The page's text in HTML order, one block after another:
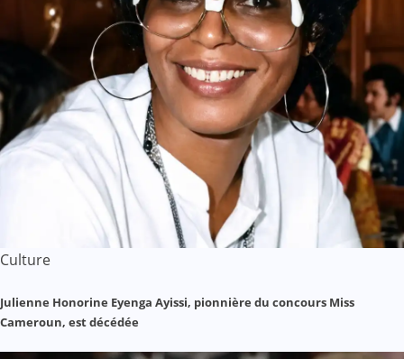
Culture
Julienne Honorine Eyenga Ayissi, pionnière du concours Miss
Cameroun, est décédée